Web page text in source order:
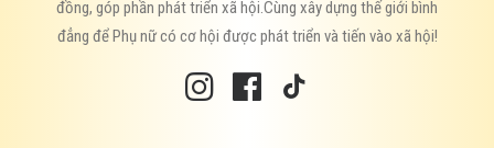
đồng, góp phần phát triển xã hội.Cùng xây dựng thế giới bình
đẳng để Phụ nữ có cơ hội được phát triển và tiến vào xã hội!